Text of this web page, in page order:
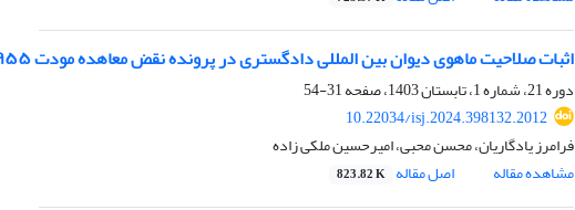
اثبات صلاحیت ماهوی دیوان بین المللی دادگستری در پرونده نقض معاهده مودت ۱۹۵۵
دوره 21، شماره 1، تابستان 1403، صفحه
31-54
10.22034/isj.2024.398132.2012
فرامرز یادگاریان، محسن محبی، امیرحسین ملکی زاده
مشاهده مقاله
اصل مقاله 823.82 K